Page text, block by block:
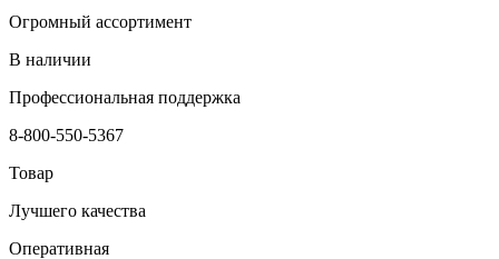
Огромный ассортимент
В наличии
Профессиональная поддержка
8-800-550-5367
Товар
Лучшего качества
Оперативная